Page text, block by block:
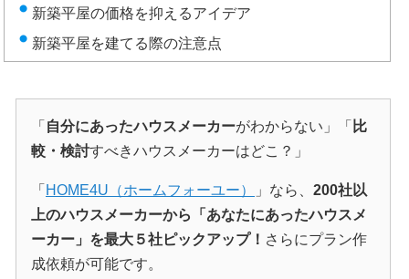
新築平屋の価格を抑えるアイデア
新築平屋を建てる際の注意点
「 自分にあったハウスメーカーがわからない」「 比
較・検討すべきハウスメーカーはどこ？」
「 HOME4U（ホームフォーユー） 」なら、 200社以
上のハウスメーカーから「あなたにあったハウスメ
ーカー」を最大５社ピックアップ！ さらにプラン作
成依頼が可能です。